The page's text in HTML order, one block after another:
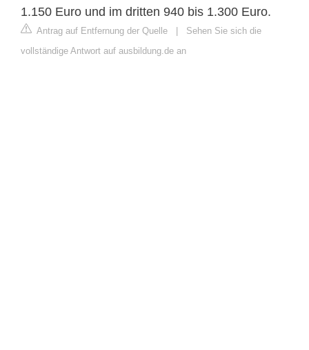
1.150 Euro und im dritten 940 bis 1.300 Euro.
Antrag auf Entfernung der Quelle | Sehen Sie sich die
vollständige Antwort auf ausbildung.de an